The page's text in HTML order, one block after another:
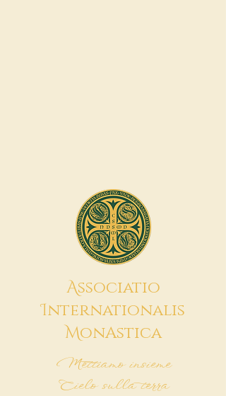
Associatio
Internationalis
MonAstica
Mettiamo insieme
Cielo sulla terra